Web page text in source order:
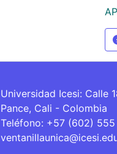
Universidad Icesi: Calle
Pance, Cali - Colombia
Teléfono: +57 (602)